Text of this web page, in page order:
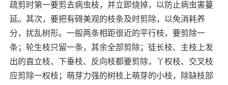
疏剪时第一要剪去病虫枝，并立即烧掉，以防止病虫害蔓
延。其次，要把有碍美观的枝条及时剪除，以免消耗养
分，扰乱树形。一般两条相距很近的平行枝，要剪除一
条；轮生枝只留一条，其余全部剪除；徒长枝、主枝上发
出的直立枝、下垂枝、反向枝都要剪除，丫权枝、交叉枝
应剪除一权枝；萌芽力强的树枝上萌芽的小枝，除缺枝部